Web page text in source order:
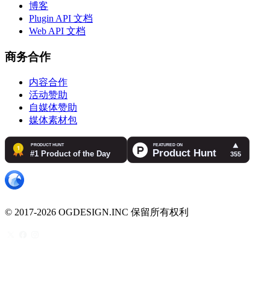
博客
Plugin API 文档
Web API 文档
商务合作
内容合作
活动赞助
自媒体赞助
媒体素材包
© 2017-2026 OGDESIGN.INC 保留所有权利